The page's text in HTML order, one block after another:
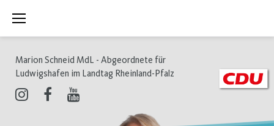
Inhalt
Marion Schneid MdL - Abgeordnete für
Ludwigshafen im Landtag Rheinland-Pfalz